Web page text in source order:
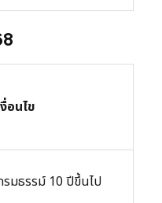
งื่อนไข
รมธรรม์ 10 ปีขึ้นไป